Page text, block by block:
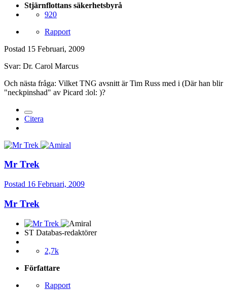
Stjärnflottans säkerhetsbyrå
920
Rapport
Postad 15 Februari, 2009
Svar: Dr. Carol Marcus
Och nästa fråga: Vilket TNG avsnitt är Tim Russ med i (Där han blir
"neckpinshad" av Picard :lol: )?
Citera
Mr Trek
Postad 16 Februari, 2009
Mr Trek
ST Databas-redaktörer
2,7k
Författare
Rapport